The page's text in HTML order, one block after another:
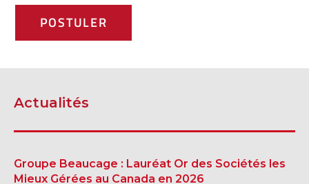
Actualités
Groupe Beaucage : Lauréat Or des Sociétés les
Mieux Gérées au Canada en 2026
DRUMMONDVILLE
ESTRIE